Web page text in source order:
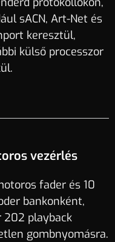
sACN, Art-Net és
keresztül,
külső processzor
vezérlés
fader és 10
bankonként,
202 playback
gombnyomásra.